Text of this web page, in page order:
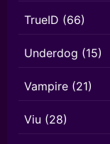
TrueID (66)
Underdog (15)
Vampire (21)
Viu (28)